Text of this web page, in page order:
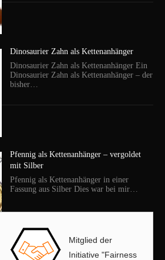
Dinosaurier Zahn als Kettenanhänger
Dinosaurier Zahn als Kettenanhänger Ein
Dinosaurier Zahn als Kettenanhänger – der
bisher…
Pfennig als Kettenanhänger – vergoldet
mit Silber
Pfennig als Kettenanhänger in einer
Fassung aus Silber Dies war bei mir…
Mitglied der
Initiative "Fairness